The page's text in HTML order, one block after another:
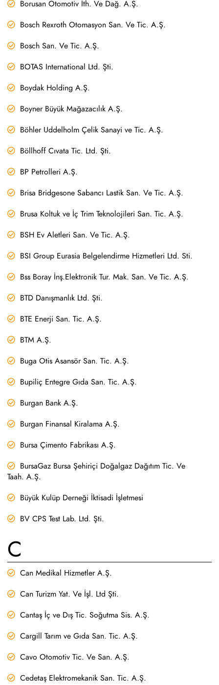
Borusan Otomotiv İth. Ve Dağ. A.Ş.
Bosch Rexroth Otomasyon San. Ve Tic. A.Ş.
Bosch San. Ve Tic. A.Ş.
BOTAS International Ltd. Şti.
Boydak Holding A.Ş.
Boyner Büyük Mağazacılık A.Ş.
Böhler Uddelholm Çelik Sanayi ve Tic. A.Ş.
Böllhoff Cıvata Tic. Ltd. Şti.
BP Petrolleri A.Ş.
Brisa Bridgesone Sabancı Lastik San. Ve Tic. A.Ş.
Brusa Koltuk ve İç Trim Teknolojileri San. Tic. A.Ş.
BSH Ev Aletleri San. Ve Tic. A.Ş.
BSI Group Eurasia Belgelendirme Hizmetleri Ltd. Sti.
Bss Boray İnş.Elektronik Tur. Mak. San. Ve Tic. A.Ş.
BTD Danışmanlık Ltd. Şti.
BTE Enerji San. Tic. A.Ş.
BTM A.Ş.
Buga Otis Asansör San. Tic. A.Ş.
Bupiliç Entegre Gıda San. Tic. A.Ş.
Burgan Bank A.Ş.
Burgan Finansal Kiralama A.Ş.
Bursa Çimento Fabrikası A.Ş.
BursaGaz Bursa Şehiriçi Doğalgaz Dağıtım Tic. Ve
Taah. A.Ş.
Büyük Kulüp Derneği İktisadi İşletmesi
BV CPS Test Lab. Ltd. Şti.
C
Can Medikal Hizmetler A.Ş.
Can Turizm Yat. Ve İşl. Ltd Şti.
Cantaş İç ve Dış Tic. Soğutma Sis. A.Ş.
Cargill Tarım ve Gıda San. Tic. A.Ş.
Cavo Otomotiv Tic. Ve San. A.Ş.
Cedetaş Elektromekanik San. Tic. A.Ş.